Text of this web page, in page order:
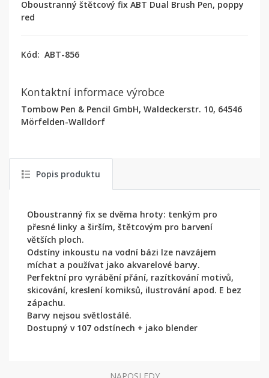
Oboustranný štětcový fix ABT Dual Brush Pen, poppy
red
Kód: ABT-856
Kontaktní informace výrobce
Tombow Pen & Pencil GmbH, Waldeckerstr. 10, 64546
Mörfelden-Walldorf
Popis produktu
Oboustranný fix se dvěma hroty: tenkým pro
přesné linky a širším, štětcovým pro barvení
větších ploch.
Odstíny inkoustu na vodní bázi lze navzájem
míchat a používat jako akvarelové barvy.
Perfektní pro vyrábění přání, razítkování motivů,
skicování, kreslení komiksů, ilustrování apod. E bez
zápachu.
Barvy nejsou světlostálé.
Dostupný v 107 odstínech + jako blender